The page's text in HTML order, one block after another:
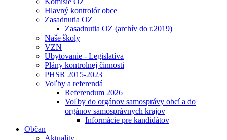
Hlavný kontrolór obce
Zasadnutia OZ
Zasadnutia OZ (archív do r.2019)
Naše školy
VZN
Ubytovanie - Legislatíva
Plány kontrolnej činnosti
PHSR 2015-2023
Voľby a referendá
Referendum 2026
Voľby do orgánov samosprávy obcí a do
orgánov samosprávnych krajov
Informácie pre kandidátov
Občan
Aktuality